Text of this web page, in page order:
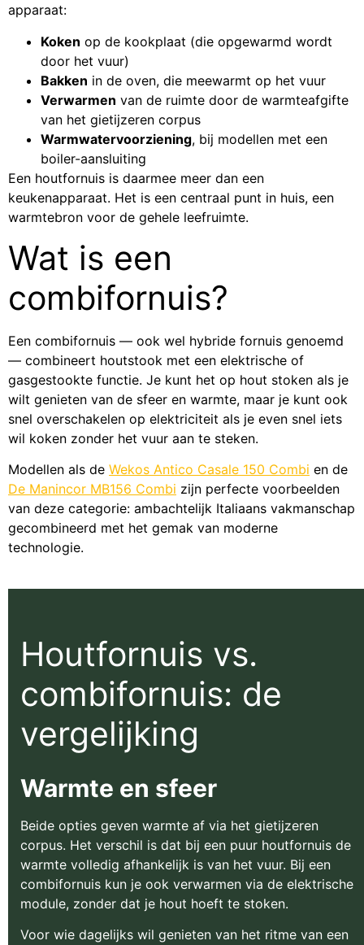
apparaat:
Koken op de kookplaat (die opgewarmd wordt
door het vuur)
Bakken in de oven, die meewarmt op het vuur
Verwarmen van de ruimte door de warmteafgifte
van het gietijzeren corpus
Warmwatervoorziening, bij modellen met een
boiler-aansluiting
Een houtfornuis is daarmee meer dan een
keukenapparaat. Het is een centraal punt in huis, een
warmtebron voor de gehele leefruimte.
Wat is een
combifornuis?
Een combifornuis — ook wel hybride fornuis genoemd
— combineert houtstook met een elektrische of
gasgestookte functie. Je kunt het op hout stoken als je
wilt genieten van de sfeer en warmte, maar je kunt ook
snel overschakelen op elektriciteit als je even snel iets
wil koken zonder het vuur aan te steken.
Modellen als de Wekos Antico Casale 150 Combi en de
De Manincor MB156 Combi zijn perfecte voorbeelden
van deze categorie: ambachtelijk Italiaans vakmanschap
gecombineerd met het gemak van moderne
technologie.
Houtfornuis vs.
combifornuis: de
vergelijking
Warmte en sfeer
Beide opties geven warmte af via het gietijzeren
corpus. Het verschil is dat bij een puur houtfornuis de
warmte volledig afhankelijk is van het vuur. Bij een
combifornuis kun je ook verwarmen via de elektrische
module, zonder dat je hout hoeft te stoken.
Voor wie dagelijks wil genieten van het ritme van een